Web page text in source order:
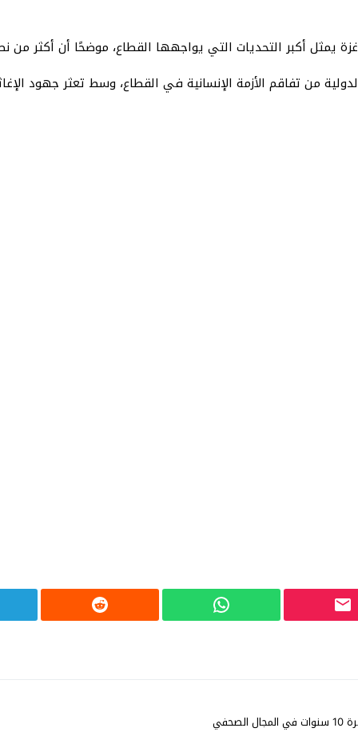
يمثل أكبر التحديات التي يواجهها القطاع، موضحًا أن أكثر
من تفاقم الأزمة الإنسانية في القطاع، وسط تعثر جهود